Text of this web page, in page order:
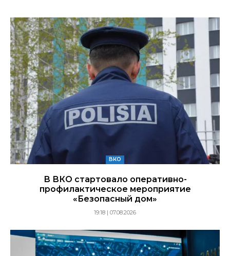
ВКО
В ВКО стартовало оперативно-
профилактическое мероприятие
«Безопасный дом»
19:18 | 07.08.2026